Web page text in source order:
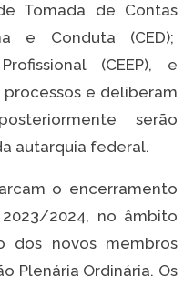
Tomada de Contas
e Conduta (CED);
(CEEP), e
processos e deliberam
serão
autarquia federal.
o encerramento
2024, no âmbito
dos novos membros
Plenária Ordinária. Os